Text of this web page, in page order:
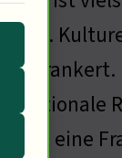
Es ist eine